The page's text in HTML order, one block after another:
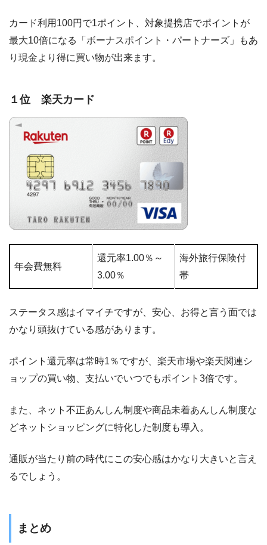
カード利用100円で1ポイント、対象提携店でポイントが
最大10倍になる「ボーナスポイント・パートナーズ」もあ
り現金より得に買い物が出来ます。
１位 楽天カード
年会費無料
還元率1.00％～
3.00％
海外旅行保険付
帯
ステータス感はイマイチですが、安心、お得と言う面では
かなり頭抜けている感があります。
ポイント還元率は常時1％ですが、楽天市場や楽天関連シ
ョップの買い物、支払いでいつでもポイント3倍です。
また、ネット不正あんしん制度や商品未着あんしん制度な
どネットショッピングに特化した制度も導入。
通販が当たり前の時代にこの安心感はかなり大きいと言え
るでしょう。
まとめ